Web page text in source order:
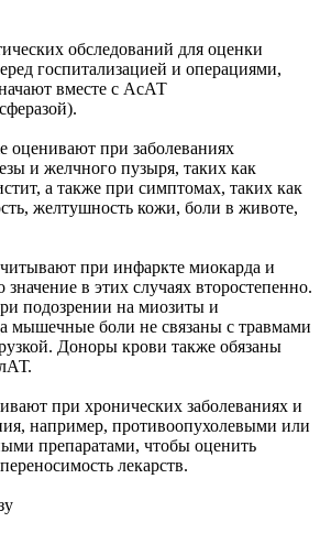
обследований для оценки
госпитализацией и операциями,
вместе с АсАТ
при заболеваниях
и желчного пузыря, таких как
а также при симптомах, таких как
желтушность кожи, боли в животе,
при инфаркте миокарда и
значение в этих случаях второстепенно.
подозрении на миозиты и
мышечные боли не связаны с травмами
Доноры крови также обязаны
при хронических заболеваниях и
например, противоопухолевыми или
препаратами, чтобы оценить
лекарств.